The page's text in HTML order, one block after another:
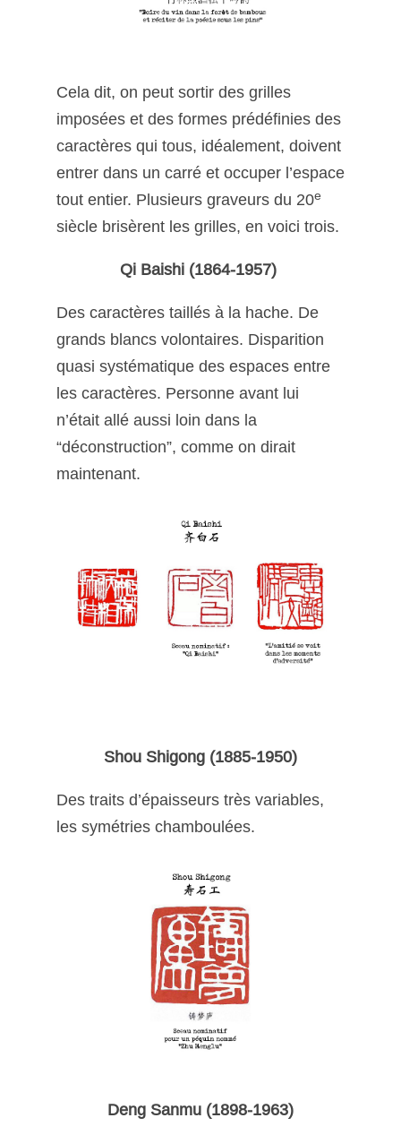
Cela dit, on peut sortir des grilles
imposées et des formes prédéfinies des
caractères qui tous, idéalement, doivent
entrer dans un carré et occuper l’espace
tout entier. Plusieurs graveurs du 20e
siècle brisèrent les grilles, en voici trois.
Qi Baishi (1864-1957)
Des caractères taillés à la hache. De
grands blancs volontaires. Disparition
quasi systématique des espaces entre
les caractères. Personne avant lui
n’était allé aussi loin dans la
“déconstruction”, comme on dirait
maintenant.
Shou Shigong (1885-1950)
Des traits d’épaisseurs très variables,
les symétries chamboulées.
Deng Sanmu (1898-1963)